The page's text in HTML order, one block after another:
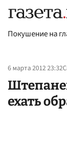
Покушение на
6 марта 2012 23:32
ехать